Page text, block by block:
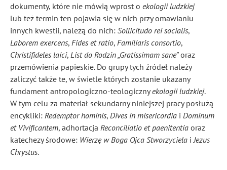
dokumenty, które nie mówią wprost o ekologii ludzkiej
lub też termin ten pojawia się w nich przy omawianiu
innych kwestii, należą do nich: Sollicitudo rei socialis,
Laborem exercens, Fides et ratio, Familiaris consortio,
Christifideles laici, List do Rodzin „Gratissimam sane”oraz
przemówienia papieskie. Do grupy tych źródeł należy
zaliczyć także te, w świetle których zostanie ukazany
fundament antropologiczno-teologicznyekologii ludzkiej.
W tym celu za materiał sekundarny niniejszej pracy posłużą
encykliki: Redemptor hominis, Dives in misericordia i Dominum
et Vivificantem, adhortacja Reconciliatio et paenitentia oraz
katechezy środowe: Wierzę w Boga Ojca Stworzyciela iJezus
Chrystus.